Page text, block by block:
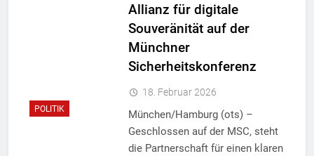
POLITIK
Allianz für digitale
Souveränität auf der
Münchner
Sicherheitskonferenz
18. Februar 2026
München/Hamburg (ots) –
Geschlossen auf der MSC, steht
die Partnerschaft für einen klaren